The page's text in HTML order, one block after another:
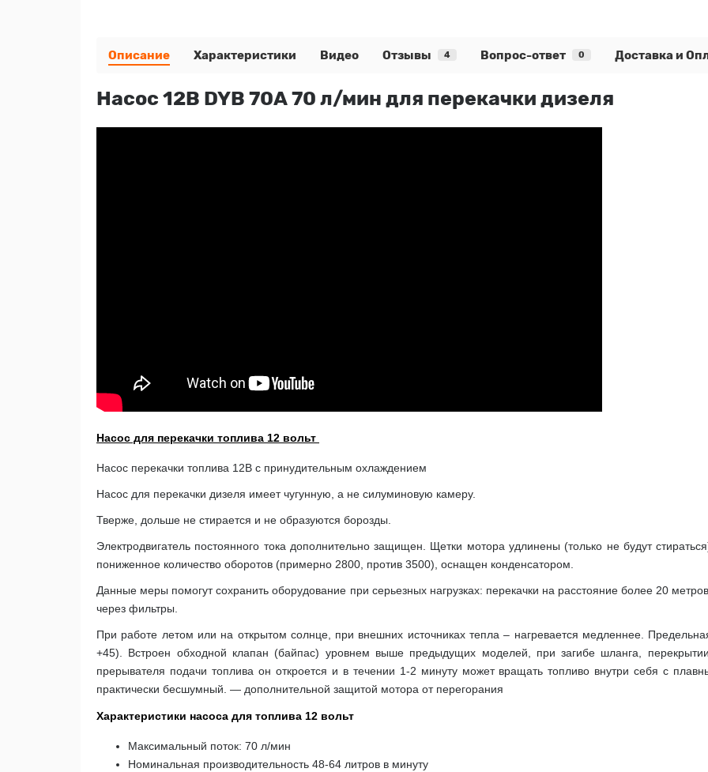
Описание Характеристики Видео Отзывы 4 Вопрос-ответ 0 Доставка и
Насос 12В DYB 70А 70 л/мин для перекачки дизеля
Насос для перекачки топлива 12 вольт
Насос перекачки топлива 12В с принудительным охлаждением
Насос для перекачки дизеля имеет чугунную, а не силуминовую камеру.
Тверже, дольше не стирается и не образуются борозды.
Электродвигатель постоянного тока дополнительно защищен. Щетки мотора удлинены (только не будут
пониженное количество оборотов (примерно 2800, против 3500), оснащен конденсатором.
Данные меры помогут сохранить оборудование при серьезных нагрузках: перекачки на расстояние более 20
через фильтры.
При работе летом или на открытом солнце, при внешних источниках тепла – нагревается медленнее.
+45). Встроен обходной клапан (байпас) уровнем выше предыдущих моделей, при загибе шланга, перекрытии
прерывателя подачи топлива он откроется и в течении 1-2 минуту может вращать топливо внутри себя с
практически бесшумный. — дополнительной защитой мотора от перегорания
Характеристики насоса для топлива 12 вольт
Максимальный поток: 70 л/мин
Номинальная производительность 48-64 литров в минуту